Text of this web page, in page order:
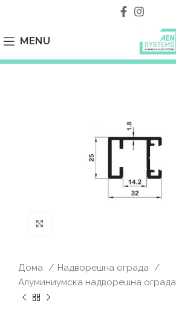
MENU
Дома
Надворешна ограда
Алуминиумска надворешна ограда